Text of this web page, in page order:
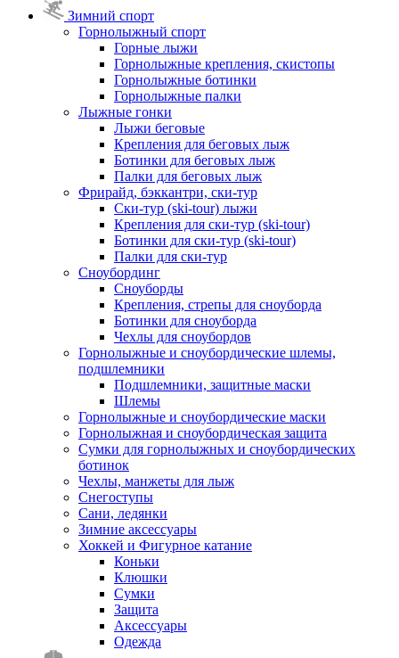
Зимний спорт
Горнолыжный спорт
Горные лыжи
Горнолыжные крепления, скистопы
Горнолыжные ботинки
Горнолыжные палки
Лыжные гонки
Лыжи беговые
Крепления для беговых лыж
Ботинки для беговых лыж
Палки для беговых лыж
Фрирайд, бэккантри, ски-тур
Ски-тур (ski-tour) лыжи
Крепления для ски-тур (ski-tour)
Ботинки для ски-тур (ski-tour)
Палки для ски-тур
Сноубординг
Сноуборды
Крепления, стрепы для сноуборда
Ботинки для сноуборда
Чехлы для сноубордов
Горнолыжные и сноубордические шлемы,
подшлемники
Подшлемники, защитные маски
Шлемы
Горнолыжные и сноубордические маски
Горнолыжная и сноубордическая защита
Сумки для горнолыжных и сноубордических
ботинок
Чехлы, манжеты для лыж
Снегоступы
Сани, ледянки
Зимние аксессуары
Хоккей и Фигурное катание
Коньки
Клюшки
Сумки
Защита
Аксессуары
Одежда